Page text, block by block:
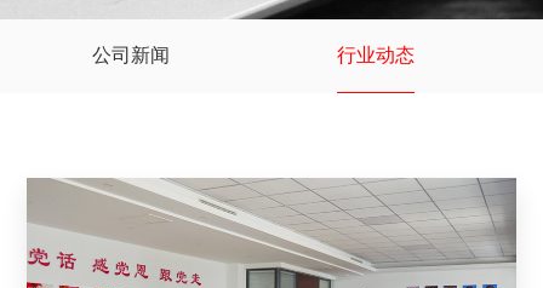
公司新闻 行业动态